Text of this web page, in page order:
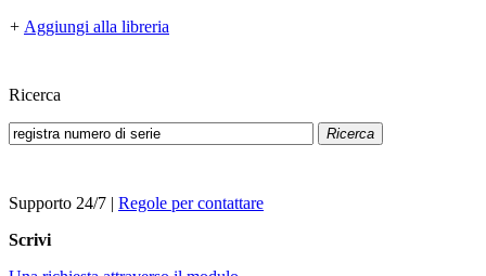
+ Aggiungi alla libreria
Ricerca
Ricerca
Supporto 24/7 | Regole per contattare
Scrivi